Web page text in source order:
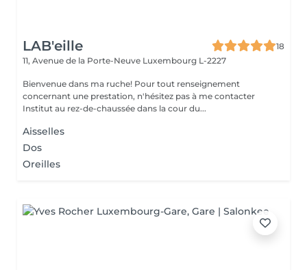
LAB'eille
18
11, Avenue de la Porte-Neuve Luxembourg L-2227
Bienvenue dans ma ruche! Pour tout renseignement
concernant une prestation, n'hésitez pas à me contacter
Institut au rez-de-chaussée dans la cour du...
Aisselles
Dos
Oreilles